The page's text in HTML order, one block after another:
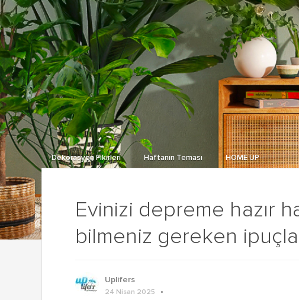
Evinizi depreme hazır
bilmeniz gereken
Dekorasyon Fikirleri Haftanın Teması HOME UP
Uplifers
24 Nisan 2025